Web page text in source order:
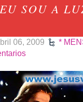
SOU A
06, 2009
*